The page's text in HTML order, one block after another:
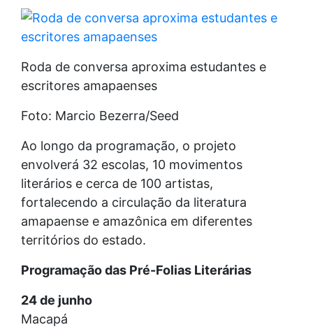
Roda de conversa aproxima estudantes e
escritores amapaenses
Foto: Marcio Bezerra/Seed
Ao longo da programação, o projeto
envolverá 32 escolas, 10 movimentos
literários e cerca de 100 artistas,
fortalecendo a circulação da literatura
amapaense e amazônica em diferentes
territórios do estado.
Programação das Pré-Folias Literárias
24 de junho
Macapá